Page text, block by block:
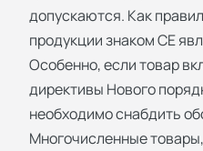
допускаются. Как
продукции знаком СЕ
Особенно, если товар
директивы Нового
необходимо снабдить
Многочисленные